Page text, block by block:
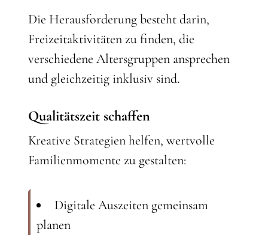
Die Herausforderung besteht darin,
Freizeitaktivitäten zu finden, die
verschiedene Altersgruppen ansprechen
und gleichzeitig inklusiv sind.
Qualitätszeit schaffen
Kreative Strategien helfen, wertvolle
Familienmomente zu gestalten:
Digitale Auszeiten gemeinsam
planen